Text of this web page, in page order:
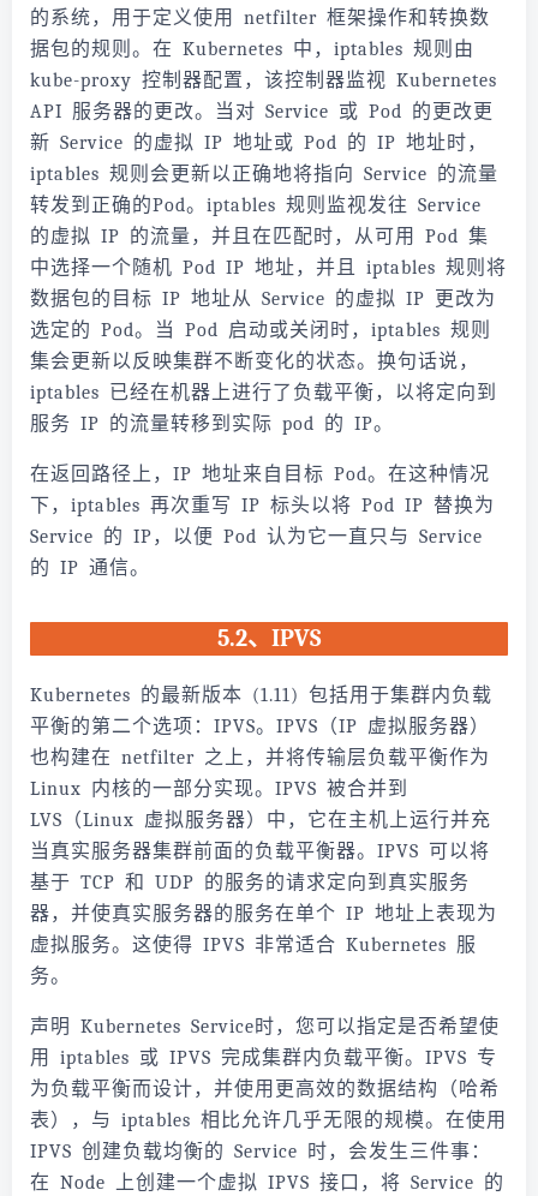
的系统，用于定义使用 netfilter 框架操作和转换数
据包的规则。在 Kubernetes 中，iptables 规则由
kube-proxy 控制器配置，该控制器监视 Kubernetes
API 服务器的更改。当对 Service 或 Pod 的更改更
新 Service 的虚拟 IP 地址或 Pod 的 IP 地址时，
iptables 规则会更新以正确地将指向 Service 的流量
转发到正确的Pod。iptables 规则监视发往 Service
的虚拟 IP 的流量，并且在匹配时，从可用 Pod 集
中选择一个随机 Pod IP 地址，并且 iptables 规则将
数据包的目标 IP 地址从 Service 的虚拟 IP 更改为
选定的 Pod。当 Pod 启动或关闭时，iptables 规则
集会更新以反映集群不断变化的状态。换句话说，
iptables 已经在机器上进行了负载平衡，以将定向到
服务 IP 的流量转移到实际 pod 的 IP。
在返回路径上，IP 地址来自目标 Pod。在这种情况
下，iptables 再次重写 IP 标头以将 Pod IP 替换为
Service 的 IP，以便 Pod 认为它一直只与 Service
的 IP 通信。
5.2、IPVS
Kubernetes 的最新版本 (1.11) 包括用于集群内负载
平衡的第二个选项：IPVS。IPVS（IP 虚拟服务器）
也构建在 netfilter 之上，并将传输层负载平衡作为
Linux 内核的一部分实现。IPVS 被合并到
LVS（Linux 虚拟服务器）中，它在主机上运行并充
当真实服务器集群前面的负载平衡器。IPVS 可以将
基于 TCP 和 UDP 的服务的请求定向到真实服务
器，并使真实服务器的服务在单个 IP 地址上表现为
虚拟服务。这使得 IPVS 非常适合 Kubernetes 服
务。
声明 Kubernetes Service时，您可以指定是否希望使
用 iptables 或 IPVS 完成集群内负载平衡。IPVS 专
为负载平衡而设计，并使用更高效的数据结构（哈希
表），与 iptables 相比允许几乎无限的规模。在使用
IPVS 创建负载均衡的 Service 时，会发生三件事：
在 Node 上创建一个虚拟 IPVS 接口，将 Service 的